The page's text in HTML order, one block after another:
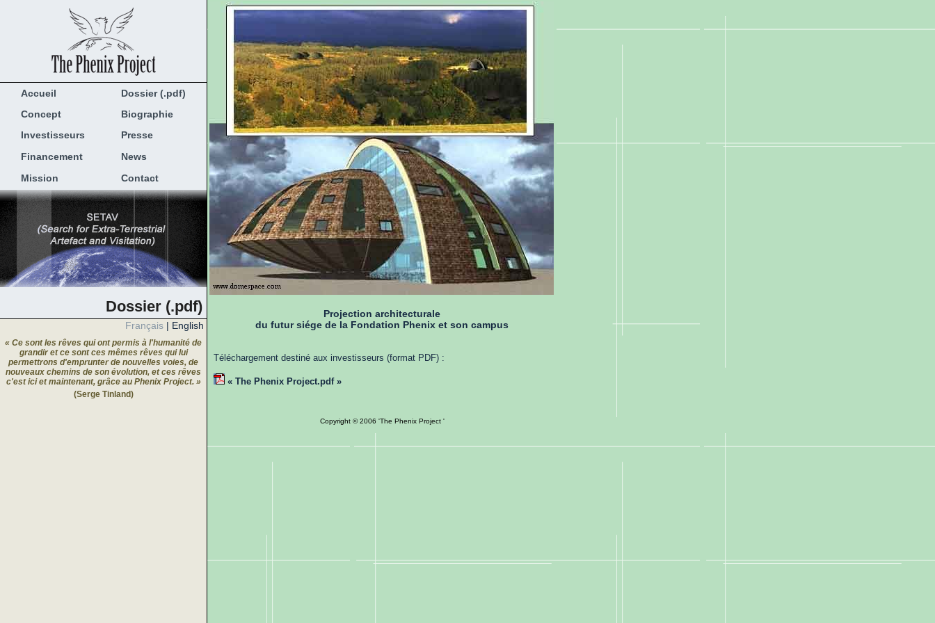
Accueil
Dossier (.pdf)
Concept
Biographie
Investisseurs
Presse
Financement
News
Mission
Contact
Dossier (.pdf)
Français | English
« Ce sont les rêves qui ont permis à l'humanité de
grandir et ce sont ces mêmes rêves qui lui
permettrons d'emprunter de nouvelles voies, de
nouveaux chemins de son évolution, et ces rêves
c'est ici et maintenant, grâce au Phenix Project. »
(Serge Tinland)
Projection architecturale
du futur siége de la Fondation Phenix et son campus
Téléchargement destiné aux investisseurs (format PDF) :
« The Phenix Project.pdf »
Copyright © 2006 'The Phenix Project '